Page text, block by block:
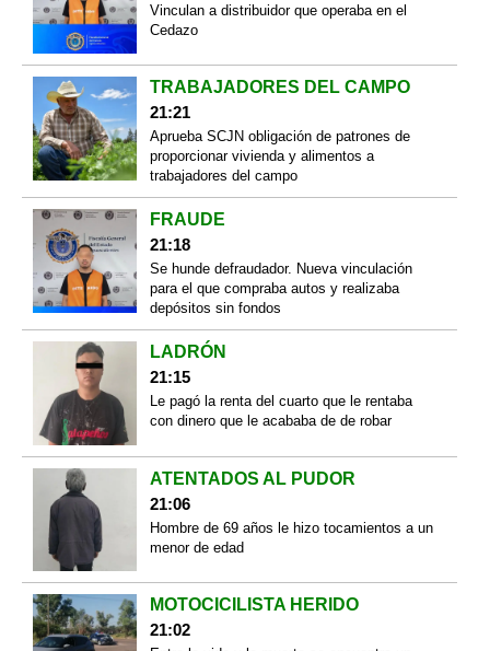
Vinculan a distribuidor que operaba en el
Cedazo
TRABAJADORES DEL CAMPO
21:21
Aprueba SCJN obligación de patrones de
proporcionar vivienda y alimentos a
trabajadores del campo
FRAUDE
21:18
Se hunde defraudador. Nueva vinculación
para el que compraba autos y realizaba
depósitos sin fondos
LADRÓN
21:15
Le pagó la renta del cuarto que le rentaba
con dinero que le acababa de de robar
ATENTADOS AL PUDOR
21:06
Hombre de 69 años le hizo tocamientos a un
menor de edad
MOTOCICILISTA HERIDO
21:02